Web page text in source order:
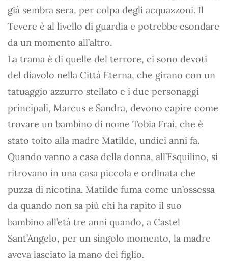
già sembra sera, per colpa degli acquazzoni. Il
Tevere è al livello di guardia e potrebbe esondare
da un momento all’altro.
La trama è di quelle del terrore, ci sono devoti
del diavolo nella Città Eterna, che girano con un
tatuaggio azzurro stellato e i due personaggi
principali, Marcus e Sandra, devono capire come
trovare un bambino di nome Tobia Frai, che è
stato tolto alla madre Matilde, undici anni fa.
Quando vanno a casa della donna, all’Esquilino, si
ritrovano in una casa piccola e ordinata che
puzza di nicotina. Matilde fuma come un’ossessa
da quando non sa più chi ha rapito il suo
bambino all’età tre anni quando, a Castel
Sant’Angelo, per un singolo momento, la madre
aveva lasciato la mano del figlio.